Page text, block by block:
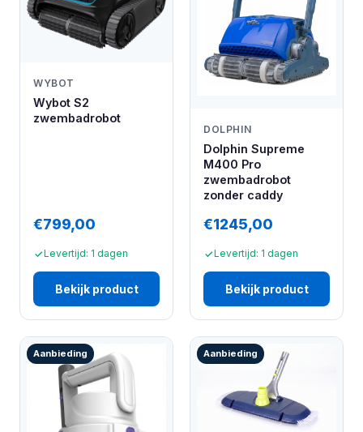
WYBOT
Wybot S2
zwembadrobot
€799,00
Levertijd: 1 dagen
Bekijk product
DOLPHIN
Dolphin Supreme
M400 Pro
zwembadrobot
zonder caddy
€1245,00
Levertijd: 1 dagen
Bekijk product
Aanbieding Aanbieding